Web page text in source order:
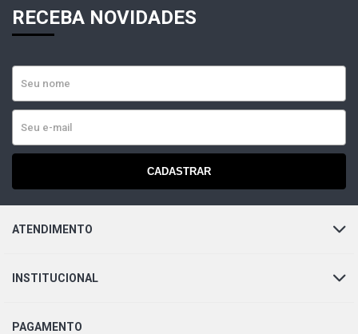
RECEBA NOVIDADES
CADASTRAR
ATENDIMENTO
INSTITUCIONAL
PAGAMENTO